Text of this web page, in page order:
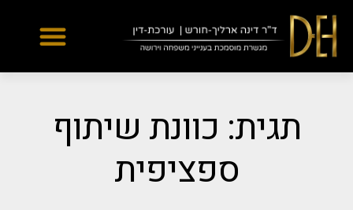
Yes
...
תגית: כוונת שיתוף
ספציפית